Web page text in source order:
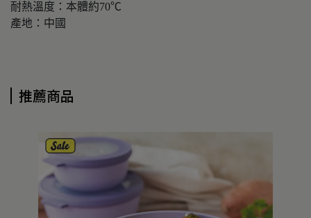
耐熱溫度：本體約70℃
產地：中國
推薦商品